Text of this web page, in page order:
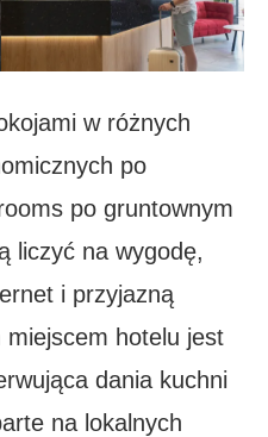
w różnych
po
po gruntownym
liczyć na wygodę,
i przyjazną
hotelu jest
dania kuchni
na lokalnych